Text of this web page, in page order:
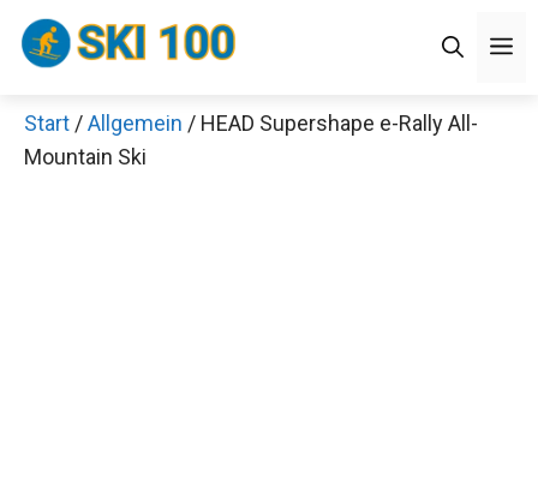
Zum
Inhalt
Start /Allgemein / HEAD Supershape e-Rally All-
Mountain Ski